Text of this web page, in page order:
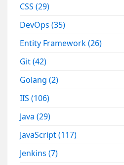
CSS(29)
DevOps(35)
Entity Framework(26)
Git(42)
Golang(2)
IIS(106)
Java(29)
JavaScript(117)
Jenkins(7)